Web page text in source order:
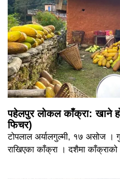
पहेलपुर लोकल काँक्रा: खाने
फिचर)
टोपलाल अर्यालगुल्मी, १७ असोज ।
राखिएका काँक्रा । दशैमा काँक्राको